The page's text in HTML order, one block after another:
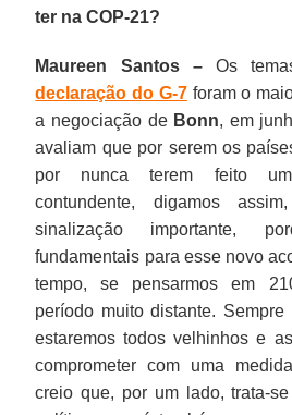
ter na COP-21?
Maureen Santos –Os
declaração do G-7foram o
a negociação de Bonn, em
avaliam que por serem os
por nunca terem feito
contundente, digamos
sinalização importante,
fundamentais para esse novo
tempo, se pensarmos em
período muito distante.
estaremos todos velhinhos e
comprometer com uma
creio que, por um lado, trata-